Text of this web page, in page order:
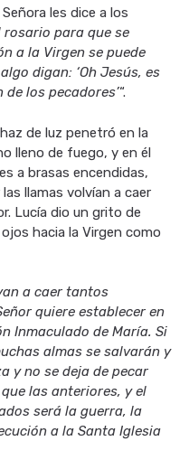
les dice a los
rosario para que se
a la Virgen se puede
digan: ‘Oh Jesús, es
los pecadores’“.
de luz penetró en la
lleno de fuego, y en él
a brasas encendidas,
llamas volvían a caer
Lucía dio un grito de
hacia la Virgen como
a caer tantos
quiere establecer en
Inmaculado de María. Si
almas se salvarán y
y no se deja de pecar
las anteriores, y el
será la guerra, la
a la Santa Iglesia